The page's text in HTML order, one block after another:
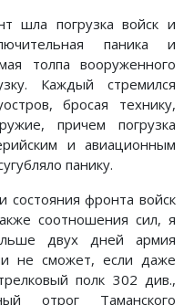
шла погрузка войск и
паника и
толпа вооруженного
Каждый стремился
бросая технику,
причем погрузка
и авиационным
панику.
состояния фронта войск
соотношения сил, я
двух дней армия
не сможет, если даже
полк 302 див.,
отрог Таманского